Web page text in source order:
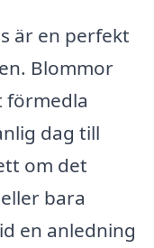
är en perfekt
Blommor
förmedla
dag till
om det
bara
en anledning